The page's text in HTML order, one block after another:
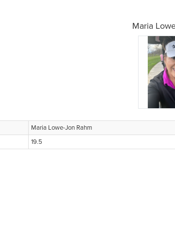
Maria
Maria Lowe-Jon Rahm
19.5